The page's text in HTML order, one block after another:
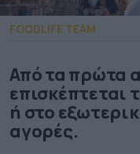
FOODLIFE TEAM
Από τα πρώτα
επισκέπτεται
ή στο
αγορές.